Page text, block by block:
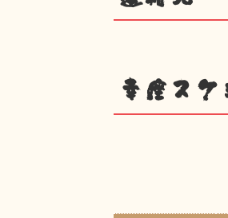
幸座ス